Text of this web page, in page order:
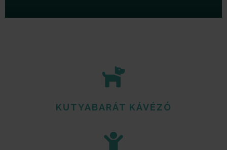
KUTYABARÁT KÁVÉZÓ